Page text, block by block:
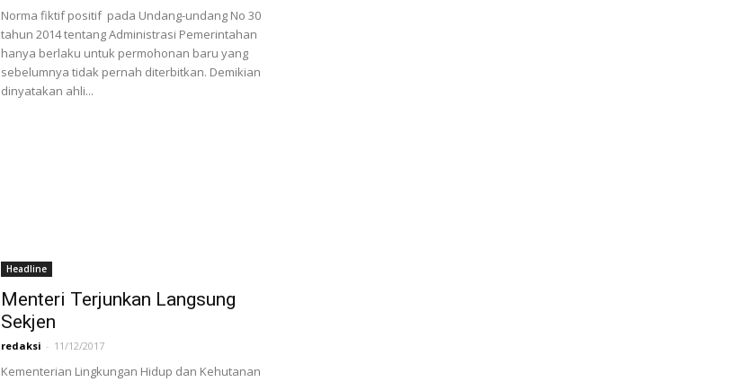
Norma fiktif positif pada Undang-undang No 30
tahun 2014 tentang Administrasi Pemerintahan
hanya berlaku untuk permohonan baru yang
sebelumnya tidak pernah diterbitkan. Demikian
dinyatakan ahli...
Headline
Menteri Terjunkan Langsung
Sekjen
redaksi - 11/12/2017
Kementerian Lingkungan Hidup dan Kehutanan